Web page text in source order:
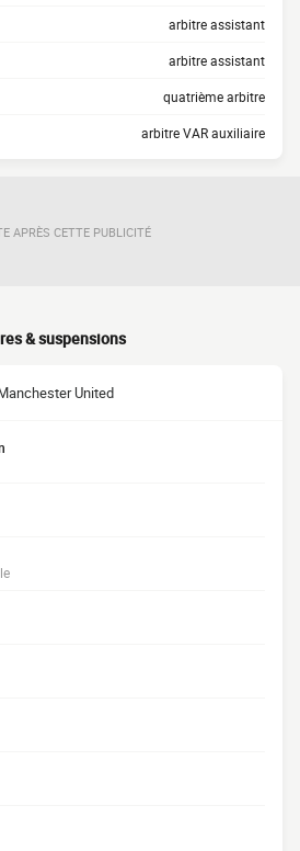
arbitre assistant
arbitre assistant
quatrième arbitre
arbitre VAR auxiliaire
APRÈS CETTE PUBLICITÉ
& suspensions
United